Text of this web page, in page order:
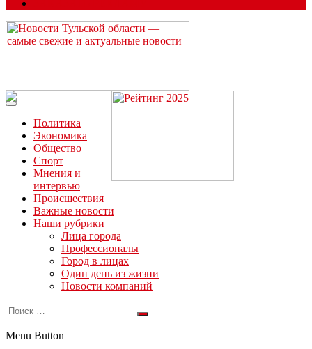
Читайте последние новости дня в Тульской области на сайте
“ЗаНовомосковск”
Политика
Экономика
Общество
Спорт
Мнения и
интервью
Происшествия
Важные новости
Наши рубрики
Лица города
Профессионалы
Город в лицах
Один день из жизни
Новости компаний
Menu Button